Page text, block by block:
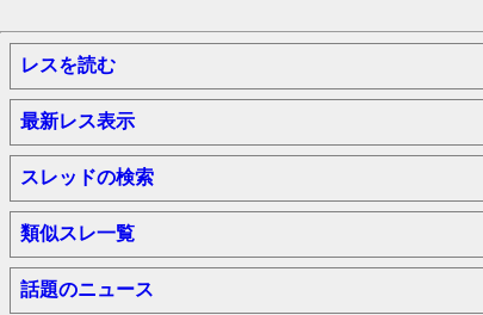
レスを読む
最新レス表示
スレッドの検索
類似スレ一覧
話題のニュース